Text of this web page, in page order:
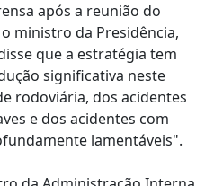
após a reunião do
ministro da Presidência,
que a estratégia tem
significativa neste
rodoviária, dos acidentes
e dos acidentes com
lamentáveis".